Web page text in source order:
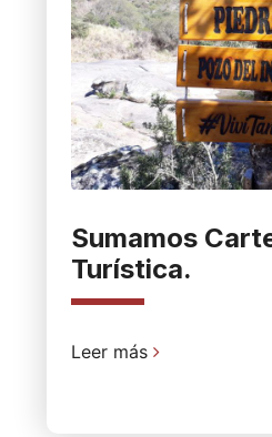
Sumamos
Turística.
Leer más